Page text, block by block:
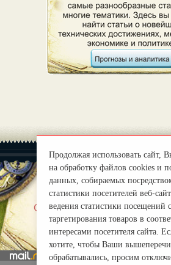
О нас |
Продолжая использовать сайт,
на обработку файлов cookies и
данных, собираемых
статистики посетителей веб-
ведения статистики посещений
таргетирования товаров в
интересами посетителя сайта.
хотите, чтобы Ваши
обрабатывались, просим